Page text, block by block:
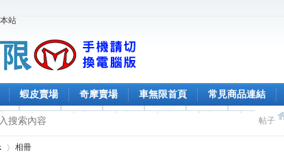
站
蝦皮賣場 奇摩賣場 車無限首頁 常見商品連結
帖子
相冊